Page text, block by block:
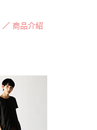
／ 商品介紹